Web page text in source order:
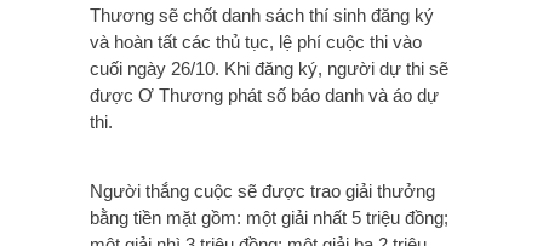
Thương sẽ chốt danh sách thí sinh đăng ký
và hoàn tất các thủ tục, lệ phí cuộc thi vào
cuối ngày 26/10. Khi đăng ký, người dự thi sẽ
được Ơ Thương phát số báo danh và áo dự
thi.
Người thắng cuộc sẽ được trao giải thưởng
bằng tiền mặt gồm: một giải nhất 5 triệu đồng;